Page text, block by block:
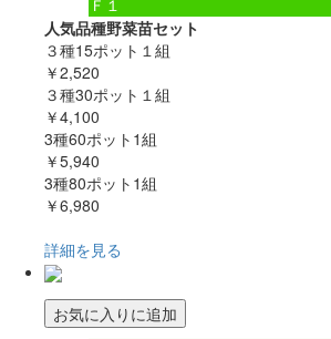
人気品種野菜苗セット
３種15ポット１組
￥2,520
３種30ポット１組
￥4,100
3種60ポット1組
￥5,940
3種80ポット1組
￥6,980
詳細を見る
お気に入りに追加